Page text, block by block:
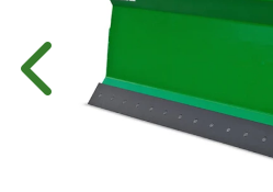
Anterior